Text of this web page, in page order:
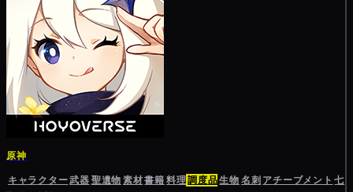
原神
キャラクター武器聖遺物素材書籍料理調度品生物名刺 アチーブメント 七